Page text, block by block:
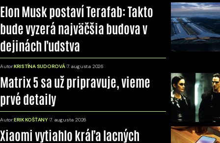
Elon Musk postaví Terafab: Takto
bude vyzerá najväčšia budova v
dejinách ľudstva
Autor:KRISTÍNA SUDOROVÁ 7. augusta 2026
Matrix 5 sa už pripravuje, vieme
prvé detaily
Autor:ERIK KOŠŤANY 7. augusta 2026
Xiaomi vytiahlo kráľa lacných